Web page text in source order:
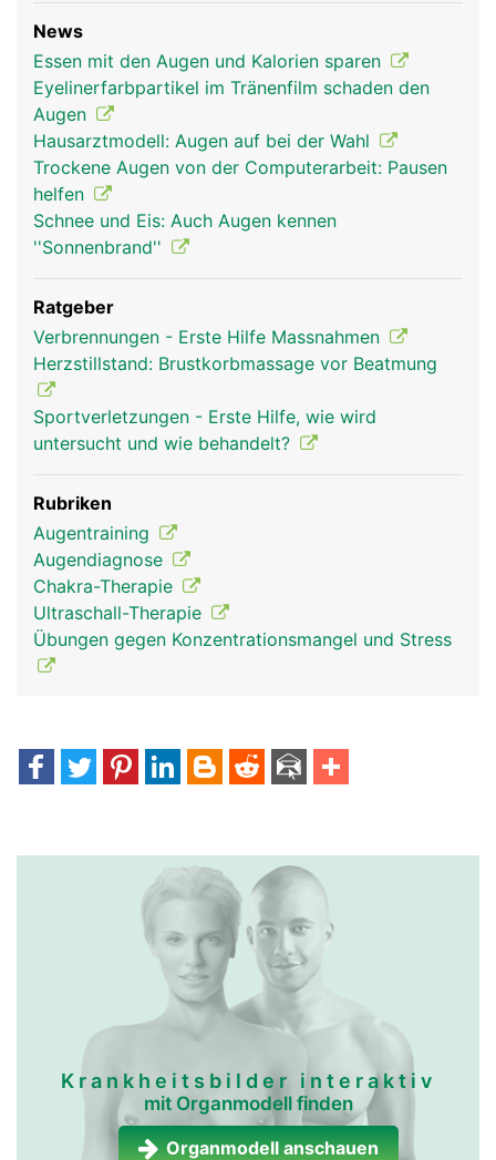
News
Essen mit den Augen und Kalorien sparen
Eyelinerfarbpartikel im Tränenfilm schaden den
Augen
Hausarztmodell: Augen auf bei der Wahl
Trockene Augen von der Computerarbeit: Pausen
helfen
Schnee und Eis: Auch Augen kennen
''Sonnenbrand''
Ratgeber
Verbrennungen - Erste Hilfe Massnahmen
Herzstillstand: Brustkorbmassage vor Beatmung
Sportverletzungen - Erste Hilfe, wie wird
untersucht und wie behandelt?
Rubriken
Augentraining
Augendiagnose
Chakra-Therapie
Ultraschall-Therapie
Übungen gegen Konzentrationsmangel und Stress
Krankheitsbilder interaktiv
mit Organmodell finden
Organmodell anschauen